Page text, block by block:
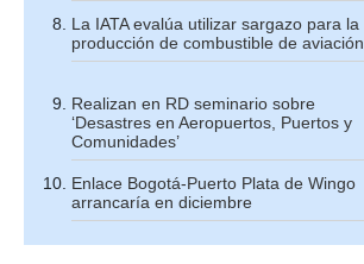
La IATA evalúa utilizar sargazo para la
producción de combustible de aviación
Realizan en RD seminario sobre
‘Desastres en Aeropuertos, Puertos y
Comunidades’
Enlace Bogotá-Puerto Plata de Wingo
arrancaría en diciembre